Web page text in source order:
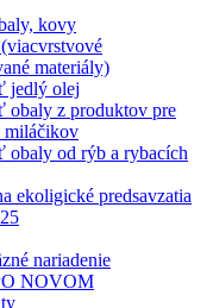
kovy
materiály)
jedlý olej
obaly z produktov pre
miláčikov
obaly od rýb a rybacích
ekoligické predsavzatia
nariadenie
NOVOM